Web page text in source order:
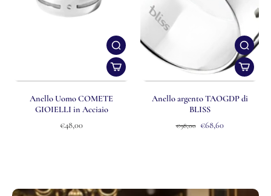
Anello Uomo COMETE
GIOIELLI in Acciaio
€48,00
Anello argento TAOGDP di
BLISS
€98,00 €68,60